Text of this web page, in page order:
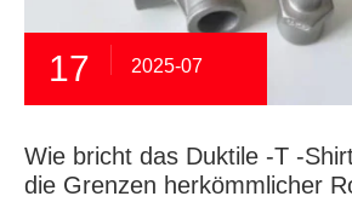
17 2025-07
Wie bricht das Duktile -T -
die Grenzen herkömmlicher